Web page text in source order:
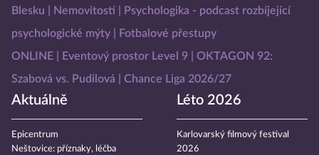
Blesku
Nemovitosti
Psychologika - podcast rozbíjející
psychologické mýty
Fotbalové přestupy
ONLINE
Eventový prostor Level 9
OKTAGON 92:
Szabová vs. Pudilová
Chance Liga 2026/27
Aktuálně
Epicentrum
Neštovice: příznaky, léčba
Léto 2026
Karlovarský filmový festival
2026